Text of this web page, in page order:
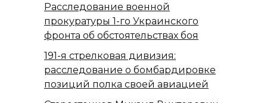
Расследование военной
прокуратуры 1-го Украинского
фронта об обстоятельствах боя
191-я стрелковая дивизия:
расследование о бомбардировке
позиций полка своей авиацией